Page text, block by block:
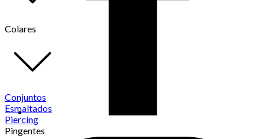
Colares
Conjuntos
Esmaltados
Piercing
Pingentes